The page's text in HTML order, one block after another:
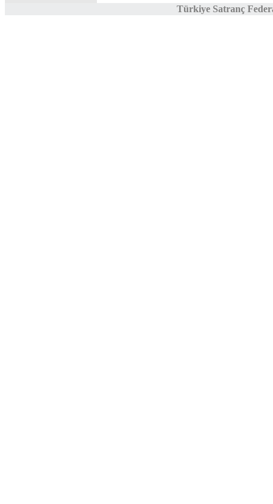
Türkiye Satranç